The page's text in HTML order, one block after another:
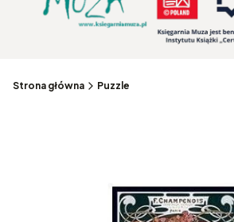
Strona główna Puzzle